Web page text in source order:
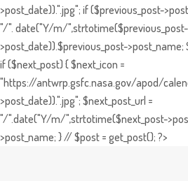
>post_date)).".jpg"; if ($previous_post-
"/". date("Y/m/",strtotime($previous_post-
>post_date)).$previous_post->post_name;
if ($next_post) { $next_icon =
"https://antwrp.gsfc.nasa.gov/apod/
>post_date)).".jpg"; $next_post_url =
"/".date("Y/m/",strtotime($next_post-
>post_name; } // $post = get_post(); ?>